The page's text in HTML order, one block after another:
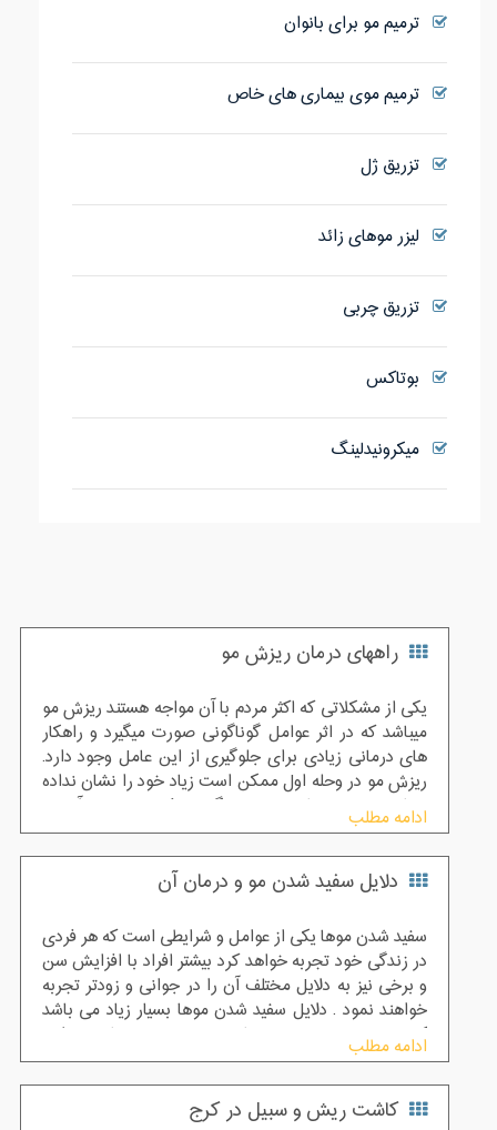
ترمیم مو برای بانوان
ترمیم موی بیماری های خاص
تزریق ژل
لیزر موهای زائد
تزریق چربی
بوتاکس
میکرونیدلینگ
راههای درمان ریزش مو
یکی از مشکلاتی که اکثر مردم با آن مواجه هستند ریزش مو
میباشد که در اثر عوامل گوناگونی صورت میگیرد و راهکار
های درمانی زیادی برای جلوگیری از این عامل وجود دارد.
ریزش مو در وحله اول ممکن است زیاد خود را نشان نداده
و با ریختن چند تار مو صورت گیرد و فرد نسبت به آن بی
توجه باشد اما باید نسبت به پیشگیری آن اقدام نمود و این
مورد را با پزشک مربوطه در جریان گذاشت
ادامه مطلب
دلایل سفید شدن مو و درمان آن
سفید شدن موها یکی از عوامل و شرایطی است که هر فردی
در زندگی خود تجربه خواهد کرد بیشتر افراد با افزایش سن
و برخی نیز به دلایل مختلف آن را در جوانی و زودتر تجربه
خواهند نمود . دلایل سفید شدن موها بسیار زیاد می باشد
که هنوز هم در دست تحقیقات به سر می برد . ما نیز در این
مقاله بنا بر درخواست های مکرر شما عزیزان مطالبی را در
جهت علت سفید شدن موی سر تهیه دیده ایم ، با ما همراه
باشید .
ادامه مطلب
کاشت ریش و سبیل در کرج